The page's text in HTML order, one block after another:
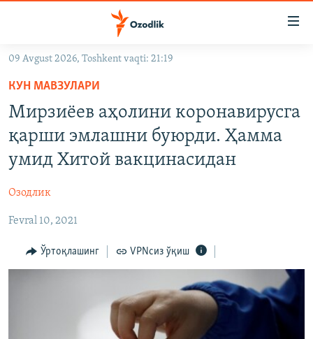
Асосий
навигацияга
ўтинг
Қидиришга
ўтинг
OZODARXIV
На русском
ИЖТИМОИЙ ТАРМОҚЛАР
Озодлик бошқа тилларда
09 Avgust 2026, Toshkent vaqti: 21:19
КУН МАВЗУЛАРИ
Мирзиёев аҳолини коронавирусга
қарши эмлашни буюрди. Ҳамма
умид Хитой вакцинасидан
Озодлик
Fevral 10, 2021
Ўртоқлашинг VPNсиз ўқиш